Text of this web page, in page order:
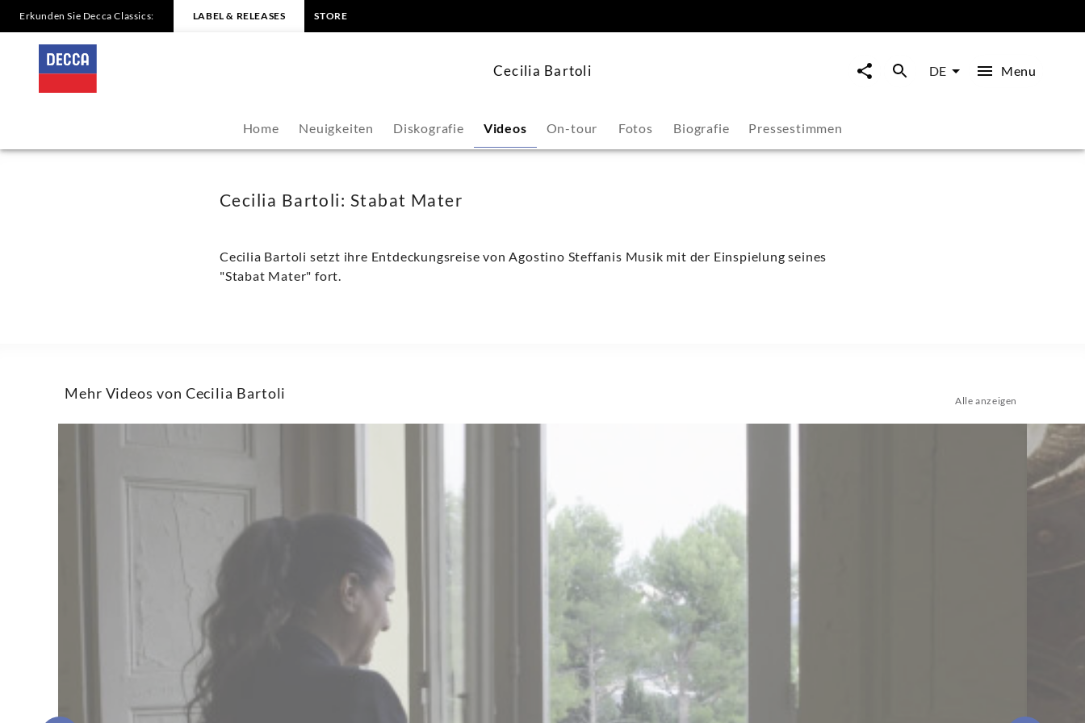
Cecilia
Bartoli:
Mater
Classics
Erkunden Sie Decca Classics: LABEL & RELEASES STORE
Cecilia Bartoli DE Menu
Home Neuigkeiten Diskografie Videos On-tour Fotos Biografie Pressestimmen
Cecilia Bartoli: Stabat Mater
Cecilia Bartoli setzt ihre Entdeckungsreise von Agostino Steffanis Musik mit der Einspielung seines
"Stabat Mater" fort.
Mehr Videos von Cecilia Bartoli Alle anzeigen